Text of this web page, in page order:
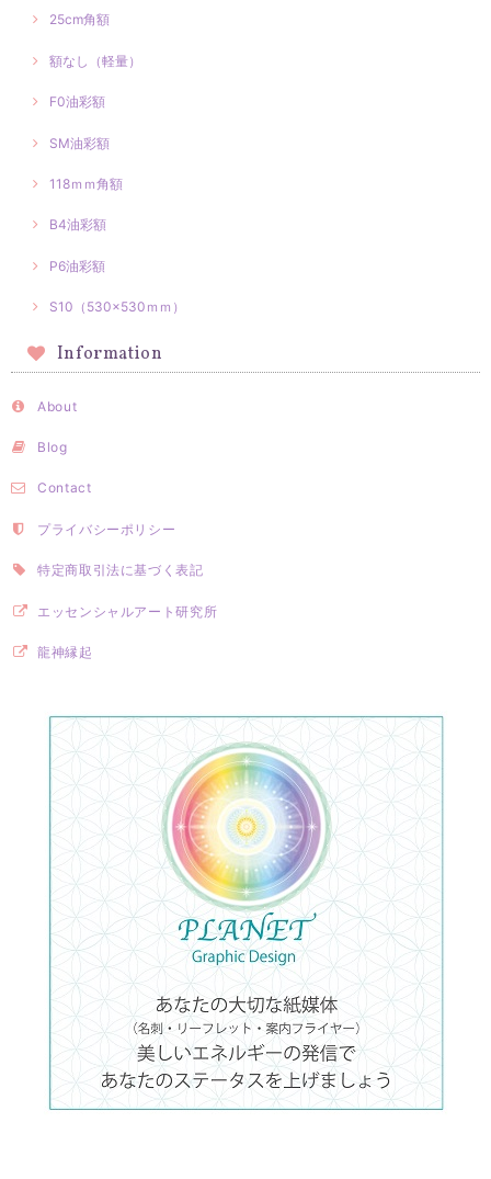
25cm角額
額なし（軽量）
F0油彩額
SM油彩額
118ｍｍ角額
B4油彩額
P6油彩額
S10（530×530ｍｍ）
Information
About
Blog
Contact
プライバシーポリシー
特定商取引法に基づく表記
エッセンシャルアート研究所
龍神縁起